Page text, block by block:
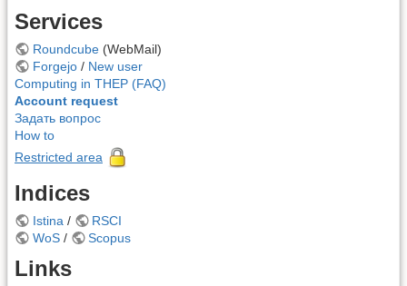
Services
Roundcube(WebMail)
Forgejo/ New user
Computing in THEP (FAQ)
Account request
Задать вопрос
How to
Restricted area
Indices
Istina /
RSCI
WoS/ Scopus
Links